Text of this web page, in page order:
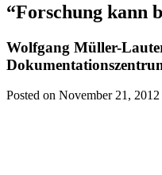
“Forschung kann
Wolfgang Müller-
Posted on November 21, 2012